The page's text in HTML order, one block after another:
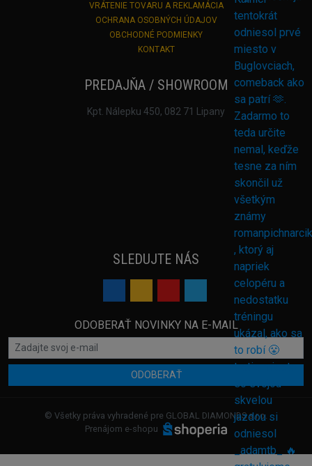
VRÁTENIE TOVARU A REKLAMÁCIA
OCHRANA OSOBNÝCH ÚDAJOV
OBCHODNÉ PODMIENKY
KONTAKT
PREDAJŇA / SHOWROOM
Kpt. Nálepku 450, 082 71 Lipany
SLEDUJTE NÁS
ODOBERAŤ NOVINKY NA E-MAIL
ODOBERAŤ
© Všetky práva vyhradené pre GLOBAL DIAMONDS s.r.o.
Prenájom e-shopu